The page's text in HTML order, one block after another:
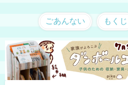
ごあんない もくじ